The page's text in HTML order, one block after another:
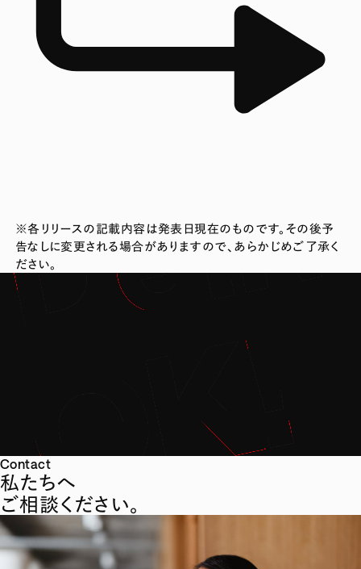
※各リリースの記載内容は発表日現在のものです。その後予
告なしに変更される場合がありますので、あらかじめご了承く
ださい。
Contact
私たちへ
ご相談ください。